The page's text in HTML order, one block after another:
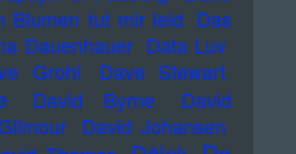
Blumen tut mir leid Das
Dauenhauer Data Luv
Grohl Dave Stewart
David Byrne
David
David Johansen